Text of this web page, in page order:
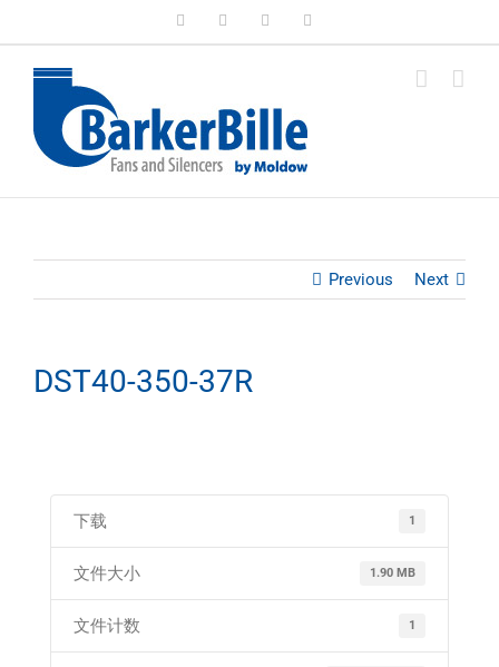
LinkedInFacebookInstagram
Previous Next
DST40-350-37R
下载 1
文件大小 1.90 MB
文件计数 1